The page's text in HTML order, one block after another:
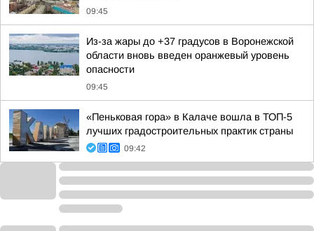
09:45
Из-за жары до +37 градусов в Воронежской
области вновь введен оранжевый уровень
опасности
09:45
«Пеньковая гора» в Калаче вошла в ТОП-5
лучших градостроительных практик страны
09:42